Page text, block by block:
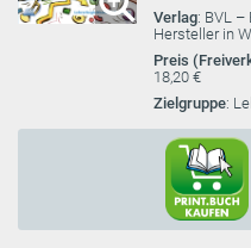
Verlag: BVL
Hersteller in
Preis
18,20 €
Zielgruppe: